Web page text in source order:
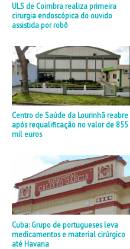
ULS de Coimbra realiza primeira
cirurgia endoscópica do ouvido
assistida por robô
Centro de Saúde da Lourinhã reabre
após requalificação no valor de 855
mil euros
Cuba: Grupo de portugueses leva
medicamentos e material cirúrgico
até Havana